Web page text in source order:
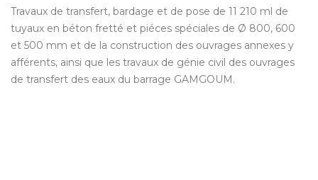
Travaux de transfert, bardage et de pose de 11 210 ml de
tuyaux en béton fretté et piéces spéciales de Ø 800, 600
et 500 mm et de la construction des ouvrages annexes y
afférents, ainsi que les travaux de génie civil des ouvrages
de transfert des eaux du barrage GAMGOUM.